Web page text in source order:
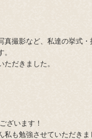
真撮影など、私達の挙式
だきました。
ざいます！
も勉強させていただきま